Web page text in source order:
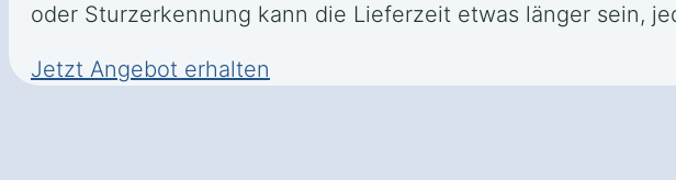
oder Sturzerkennung kann die Lieferzeit etwas länger sein,
Jetzt Angebot erhalten